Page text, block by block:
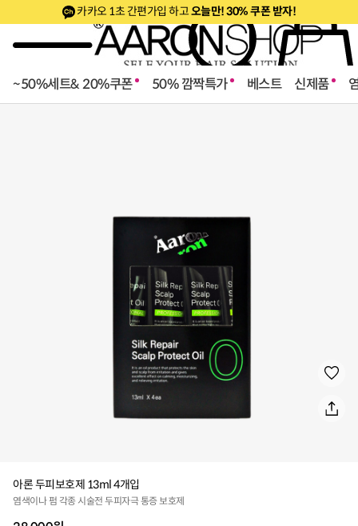
카카오 1초 간편가입 하고오늘만! 30% 쿠폰 받자!
~50%세트& 20%쿠폰 50% 깜짝특가 베스트 신제품
아론 두피보호제 13ml 4개입
염색이나 펌 각종 시술전 두피자극 통증 보호제